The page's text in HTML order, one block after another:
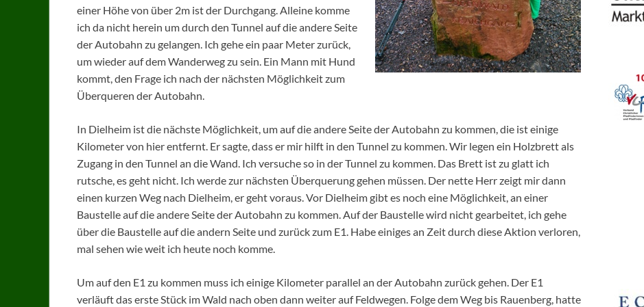
einer Höhe von über 2m ist der Durchgang. Alleine komme
ich da nicht herein um durch den Tunnel auf die andere Seite
der Autobahn zu gelangen. Ich gehe ein paar Meter zurück,
um wieder auf dem Wanderweg zu sein. Ein Mann mit Hund
kommt, den Frage ich nach der nächsten Möglichkeit zum
Überqueren der Autobahn.
In Dielheim ist die nächste Möglichkeit, um auf die andere Seite der Autobahn zu kommen, die ist einige
Kilometer von hier entfernt. Er sagte, dass er mir hilft in den Tunnel zu kommen. Wir legen ein Holzbrett als
Zugang in den Tunnel an die Wand. Ich versuche so in der Tunnel zu kommen. Das Brett ist zu glatt ich
rutsche, es geht nicht. Ich werde zur nächsten Überquerung gehen müssen. Der nette Herr zeigt mir dann
einen kurzen Weg nach Dielheim, er geht voraus. Vor Dielheim gibt es noch eine Möglichkeit, an einer
Baustelle auf die andere Seite der Autobahn zu kommen. Auf der Baustelle wird nicht gearbeitet, ich gehe
über die Baustelle auf die andern Seite und zurück zum E1. Habe einiges an Zeit durch diese Aktion verloren,
mal sehen wie weit ich heute noch komme.
Um auf den E1 zu kommen muss ich einige Kilometer parallel an der Autobahn zurück gehen. Der E1
verläuft das erste Stück im Wald nach oben dann weiter auf Feldwegen. Folge dem Weg bis Rauenberg, hatte